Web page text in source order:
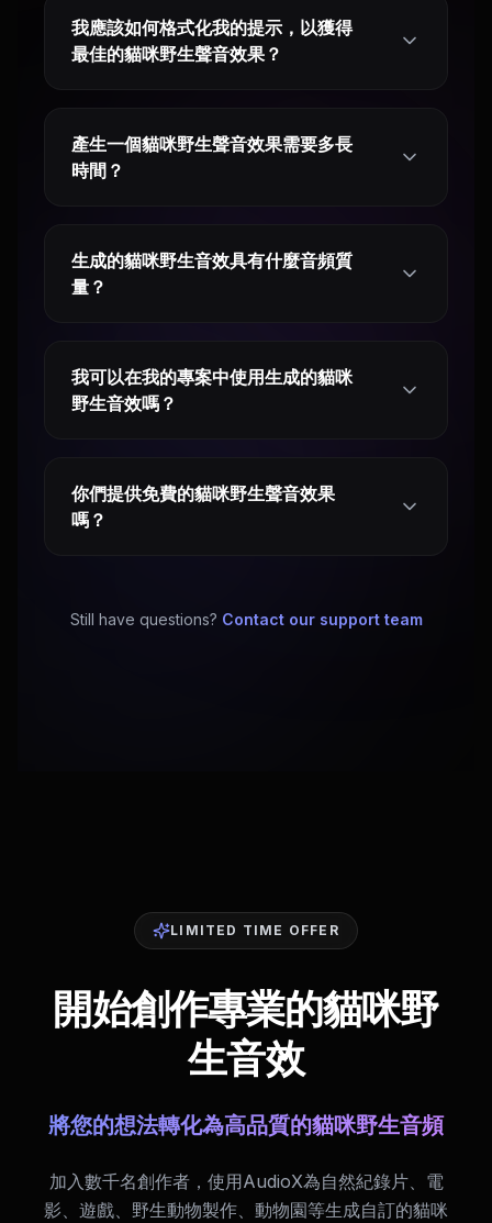
我應該如何格式化我的提示，以獲得
最佳的貓咪野生聲音效果？
產生一個貓咪野生聲音效果需要多長
時間？
生成的貓咪野生音效具有什麼音頻質
量？
我可以在我的專案中使用生成的貓咪
野生音效嗎？
你們提供免費的貓咪野生聲音效果
嗎？
Still have questions? Contact our support team
LIMITED TIME OFFER
開始創作專業的貓咪野
生音效
將您的想法轉化為高品質的貓咪野生音頻
加入數千名創作者，使用AudioX為自然紀錄片、電
影、遊戲、野生動物製作、動物園等生成自訂的貓咪